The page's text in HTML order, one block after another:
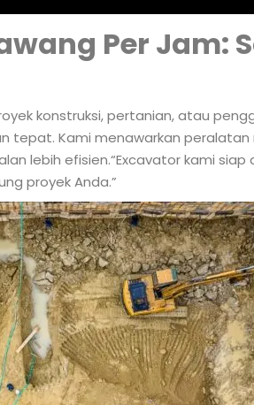
Per Jam:
konstruksi, pertanian, atau
tepat. Kami menawarkan peralatan
lebih efisien.“Excavator kami siap
proyek Anda.”